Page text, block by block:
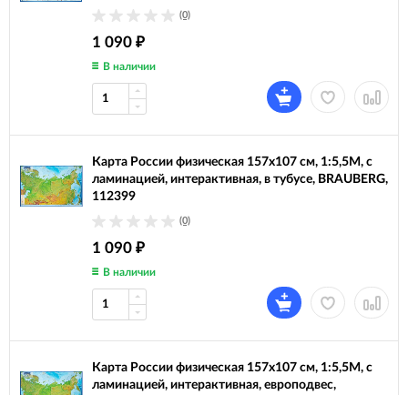
(0)
1 090 ₽
В наличии
Карта России физическая 157х107 см, 1:5,5М, с
ламинацией, интерактивная, в тубусе, BRAUBERG,
112399
(0)
1 090 ₽
В наличии
Карта России физическая 157х107 см, 1:5,5М, с
ламинацией, интерактивная, европодвес,